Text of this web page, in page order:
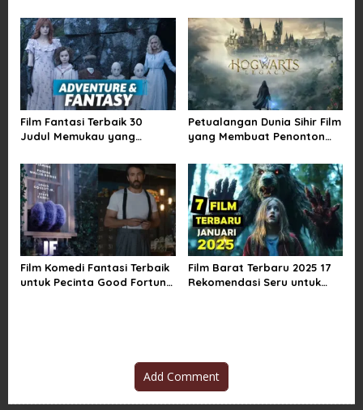
o
n
Sayang dan Bakti kepada
Orang Tua
Damsel
Film Fantasi Terbaik 30
Judul Memukau yang
Petualangan Dunia Sihir Film
yang Membuat Penonton
Film Komedi Fantasi Terbaik
untuk Pecinta Good Fortune
Film Barat Terbaru 2025 17
Rekomendasi Seru untuk
Add Comment